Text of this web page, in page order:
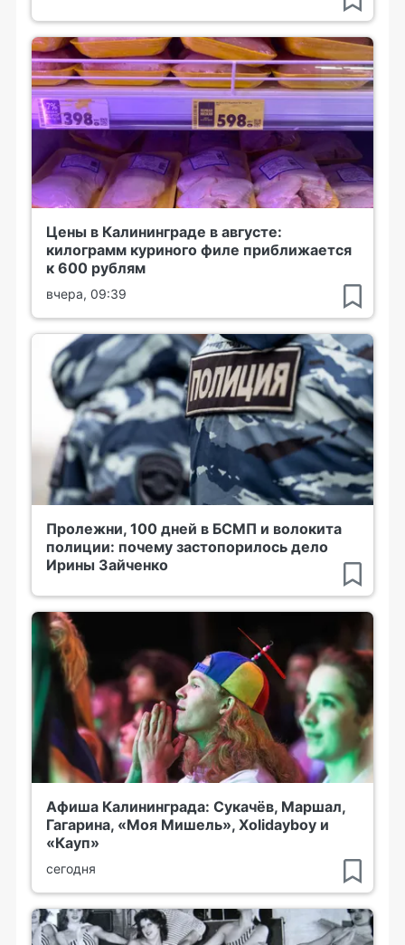
Цены в Калининграде в августе:
килограмм куриного филе приближается
к 600 рублям
вчера, 09:39
Пролежни, 100 дней в БСМП и волокита
полиции: почему застопорилось дело
Ирины Зайченко
Афиша Калининграда: Сукачёв, Маршал,
Гагарина, «Моя Мишель», Xolidayboy и
«Кауп»
сегодня